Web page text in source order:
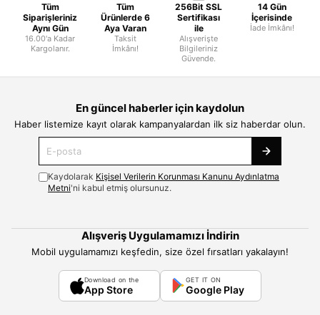
Tüm
Siparişleriniz
Aynı Gün
16.00'a Kadar
Kargolanır.
Tüm
Ürünlerde 6
Aya Varan
Taksit
İmkânı!
256Bit SSL
Sertifikası
ile
Alışverişte
Bilgileriniz
Güvende.
14 Gün
İçerisinde
İade İmkânı!
En güncel haberler için kaydolun
Haber listemize kayıt olarak kampanyalardan ilk siz haberdar olun.
Kaydolarak Kişisel Verilerin Korunması Kanunu Aydınlatma
Metni'ni kabul etmiş olursunuz.
Alışveriş Uygulamamızı İndirin
Mobil uygulamamızı keşfedin, size özel fırsatları yakalayın!
Download on the
App Store
GET IT ON
Google Play